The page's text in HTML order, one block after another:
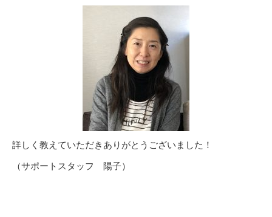
詳しく教えていただきありがとうございました！
（サポートスタッフ 陽子）